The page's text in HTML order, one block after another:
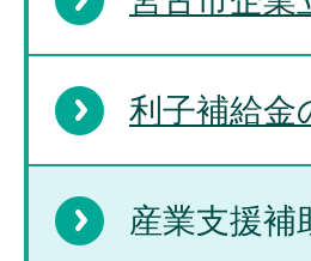
利子補給金
産業支援補